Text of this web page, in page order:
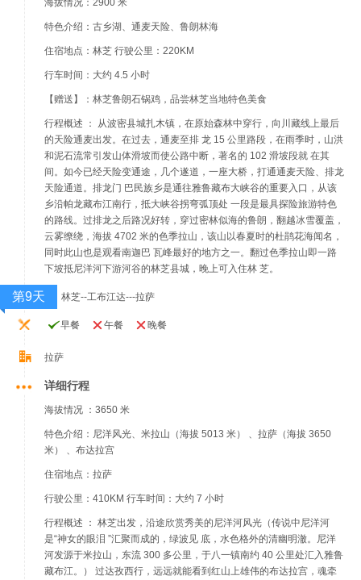
特色介绍：古乡湖、通麦天险、鲁朗林海
住宿地点：林芝 行驶公里：220KM
行车时间：大约 4.5 小时
【赠送】：林芝鲁朗石锅鸡，品尝林芝当地特色美食
行程概述 ： 从波密县城扎木镇，在原始森林中穿行，向川藏线上最后
的天险通麦出发。在过去，通麦至排 龙 15 公里路段，在雨季时，山洪
和泥石流常引发山体滑坡而使公路中断，著名的 102 滑坡段就 在其
间。如今已经天险变通途，几个遂道，一座大桥，打通通麦天险、排龙
天险通道。排龙门 巴民族乡是通往雅鲁藏布大峡谷的重要入口，从该
乡沿帕龙藏布江南行，抵大峡谷拐弯弧顶处 一段是最具探险旅游特色
的路线。过排龙之后路况好转，穿过密林似海的鲁朗，翻越冰雪覆盖，
云雾缭绕，海拔 4702 米的色季拉山，该山以春夏时的杜鹃花海闻名，
同时此山也是观看南迦巴 瓦峰最好的地方之一。翻过色季拉山即一路
下坡抵尼洋河下游河谷的林芝县城，晚上可入住林 芝。
第9天 林芝--工布江达---拉萨
早餐 午餐 晚餐
拉萨
详细行程
海拔情况 ：3650 米
特色介绍：尼洋风光、米拉山（海拔 5013 米） 、拉萨（海拔 3650
米） 、布达拉宫
住宿地点：拉萨
行驶公里：410KM 行车时间：大约 7 小时
行程概述 ： 林芝出发，沿途欣赏秀美的尼洋河风光（传说中尼洋河
是“神女的眼泪 ”汇聚而成的，绿波见 底，水色格外的清幽明澈。尼洋
河发源于米拉山，东流 300 多公里，于八一镇南约 40 公里处汇入雅鲁
藏布江。） 过达孜西行，远远就能看到红山上雄伟的布达拉宫，魂牵